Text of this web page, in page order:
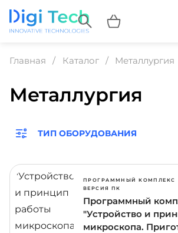
Главная Каталог Металлургия
Металлургия
ТИП ОБОРУДОВАНИЯ
ПРОГРАММНЫЙ КОМПЛЕКС
ВЕРСИЯ ПК
Программный
"Устройство и
микроскопа.